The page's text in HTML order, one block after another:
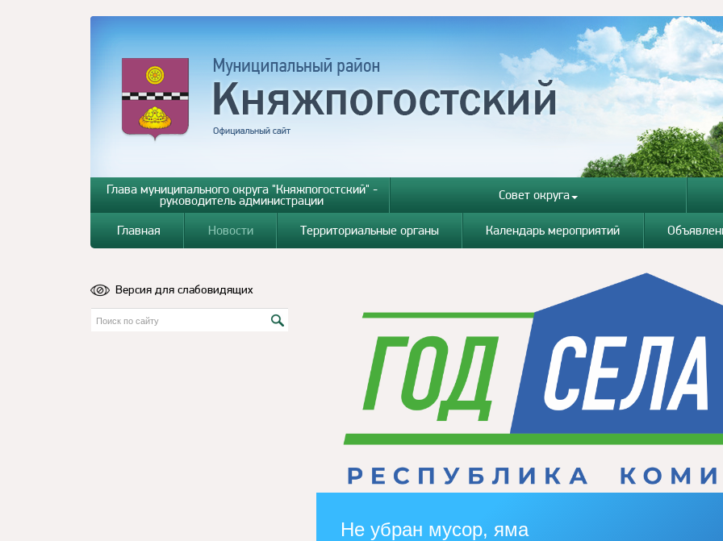
Глава муниципального округа "Княжпогостский" -
руководитель администрации Совет округа
Главная Новости Территориальные органы Календарь мероприятий
Версия для слабовидящих
Не убран мусор, яма